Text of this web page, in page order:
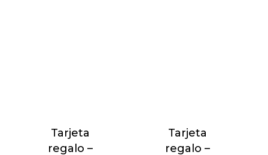
Tarjeta
regalo –
Tarjeta
regalo –